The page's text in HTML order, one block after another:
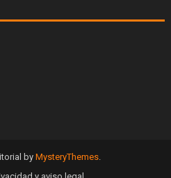
by MysteryThemes